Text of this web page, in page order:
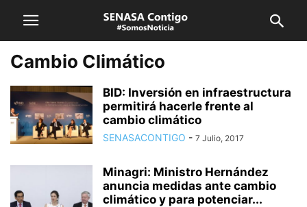
Cambio Climático
BID: Inversión en infraestructura
permitirá hacerle frente al
cambio climático
SENASACONTIGO - 7 Julio, 2017
Minagri: Ministro Hernández
anuncia medidas ante cambio
climático y para potenciar...